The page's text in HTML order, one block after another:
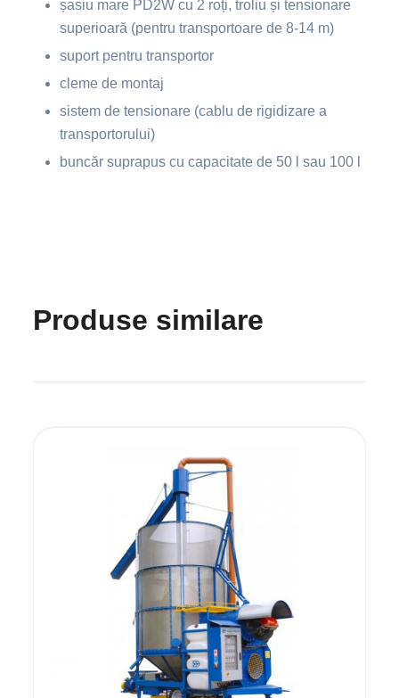
șasiu mare PD2W cu 2 roți, troliu și tensionare
superioară (pentru transportoare de 8-14 m)
suport pentru transportor
cleme de montaj
sistem de tensionare (cablu de rigidizare a
transportorului)
buncăr suprapus cu capacitate de 50 l sau 100 l
Produse similare